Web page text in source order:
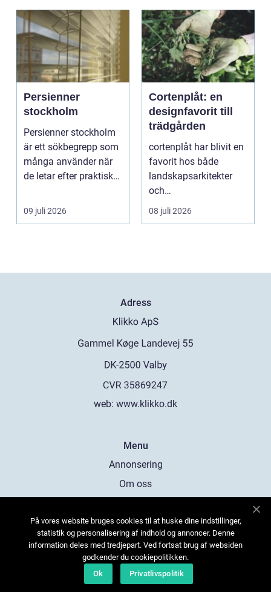
Persienner
stockholm
Persienner stockholm
är ett sökbegrepp som
många använder när
de letar efter praktiska
09 juli 2026
Cortenplåt: en
designfavorit till
trädgården
cortenplåt har blivit en
favorit hos både
landskapsarkitekter
och
trädgårdsentusiaster.
Det är ett m...
08 juli 2026
Adress
web: www.klikko.dk
Menu
Annonsering
Om oss
Kontakta oss
Sitemap
På vores website bruges cookies til at huske dine indstillinger,
statistik og personalisering af indhold og annoncer. Denne
information deles med tredjepart. Ved fortsat brug af websiden
godkender du cookiepolitikken.
Ok
Privatlivspolitik